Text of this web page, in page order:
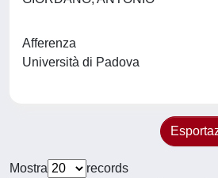
Afferenza
Università di Padova
Mostra
records